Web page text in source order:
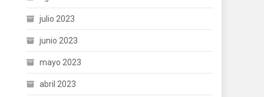
julio 2023
junio 2023
mayo 2023
abril 2023